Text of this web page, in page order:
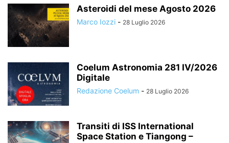
Asteroidi del mese Agosto 2026
Marco Iozzi - 28 Luglio 2026
Coelum Astronomia 281 IV/2026
Digitale
Redazione Coelum - 28 Luglio 2026
Transiti di ISS International
Space Station e Tiangong –